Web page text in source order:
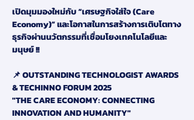
เปิดมุมมองใหม่กับ “เศรษฐกิจใส่ใจ (Care
Economy)” และโอกาสในการสร้างการเติบโตทาง
ธุรกิจผ่านนวัตกรรมที่เชื่อมโยงเทคโนโลยีและ
มนุษย์ !!
📌OUTSTANDING TECHNOLOGIST AWARDS
& TECHINNO FORUM 2025
"THE CARE ECONOMY: CONNECTING
INNOVATION AND HUMANITY"